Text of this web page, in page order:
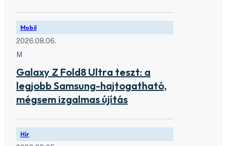
Mobil
2026.08.06.
M
Galaxy Z Fold8 Ultra teszt: a
legjobb Samsung-hajtogatható,
mégsem izgalmas újítás
Hír